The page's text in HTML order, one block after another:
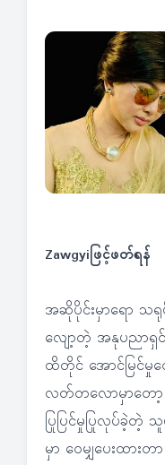
Zawgyiဖြင့်ဖတ်ရန်
အဆိုပိုင်းမှာရော သ
လျော့တဲ့ အနုပညာရှ
ထိတိုင် အောင်မြင်မှုတွ
လတ်တလောမှာတော့
ပြုပြင်မှုပြုလုပ်
မှာ ဝေမျှပေးထား